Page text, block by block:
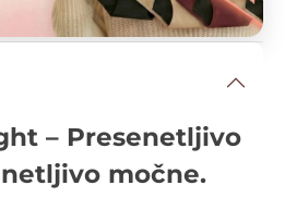
– Presenetljivo
močne.